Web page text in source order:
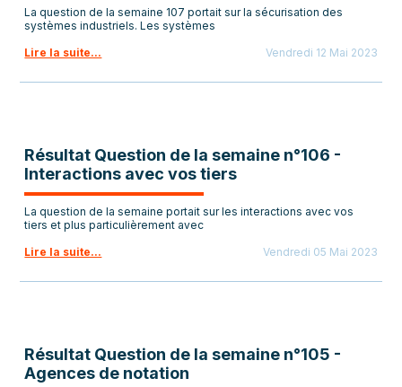
La question de la semaine 107 portait sur la sécurisation des
systèmes industriels. Les systèmes
Lire la suite...
Vendredi 12 Mai 2023
Résultat Question de la semaine n°106 -
Interactions avec vos tiers
La question de la semaine portait sur les interactions avec vos
tiers et plus particulièrement avec
Lire la suite...
Vendredi 05 Mai 2023
Résultat Question de la semaine n°105 -
Agences de notation